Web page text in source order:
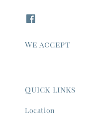
We accept
Quick links
Location